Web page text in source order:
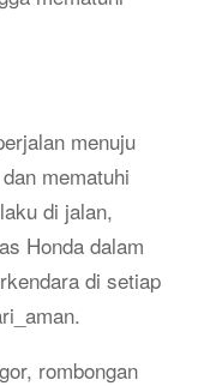
menuju
mematuhi
di jalan,
Honda dalam
di setiap
rombongan